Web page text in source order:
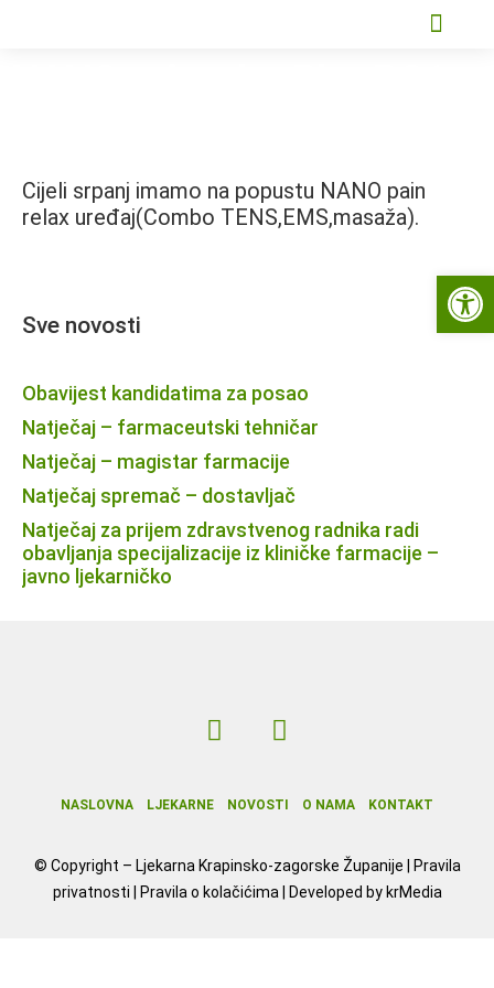
Cijeli srpanj imamo na popustu NANO pain
relax uređaj(Combo TENS,EMS,masaža).
Sve novosti
Obavijest kandidatima za posao
Natječaj – farmaceutski tehničar
Natječaj – magistar farmacije
Natječaj spremač – dostavljač
Natječaj za prijem zdravstvenog radnika radi
obavljanja specijalizacije iz kliničke farmacije –
javno ljekarničko
NASLOVNA LJEKARNE NOVOSTI O NAMA KONTAKT
© Copyright – Ljekarna Krapinsko-zagorske Županije
Pravila
privatnosti
Pravila o kolačićima | Developed by krMedia